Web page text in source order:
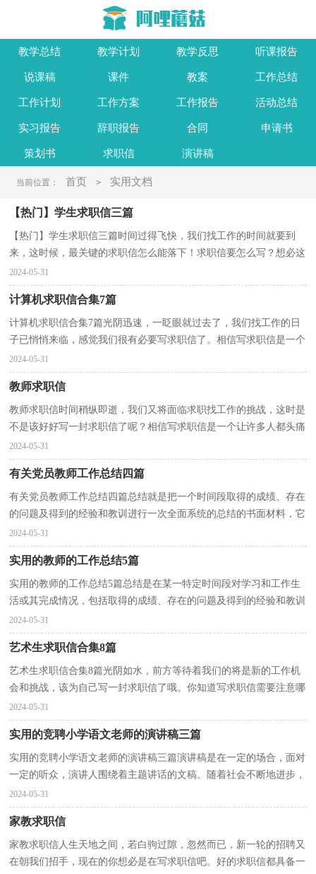
教学总结 教学计划 教学反思 听课报告
说课稿 课件 教案 工作总结
工作计划 工作方案 工作报告 活动总结
实习报告 辞职报告 合同 申请书
策划书 求职信 演讲稿
当前位置： 首页 > 实用文档
【热门】学生求职信三篇
【热门】学生求职信三篇时间过得飞快，我们找工作的时间就要到
来，这时候，最关键的求职信怎么能落下！求职信要怎么写？想必这
让大家都很苦恼吧，下面是小编为大家整理的学生求职信3篇，...
2024-05-31
计算机求职信合集7篇
计算机求职信合集7篇光阴迅速，一眨眼就过去了，我们找工作的日
子已悄悄来临，感觉我们很有必要写求职信了。相信写求职信是一个
让许多人都头痛的问题，下面是小编帮大家整理的计算...
2024-05-31
教师求职信
教师求职信时间稍纵即逝，我们又将面临求职找工作的挑战，这时是
不是该好好写一封求职信了呢？相信写求职信是一个让许多人都头痛
的问题，以下是小编整理的教师求职信，欢迎大家分享。...
2024-05-31
有关党员教师工作总结四篇
有关党员教师工作总结四篇总结就是把一个时间段取得的成绩、存在
的问题及得到的经验和教训进行一次全面系统的总结的书面材料，它
可以促使我们思考，因此，让我们写一份总结吧。如...
2024-05-31
实用的教师的工作总结5篇
实用的教师的工作总结5篇总结是在某一特定时间段对学习和工作生
活或其完成情况，包括取得的成绩、存在的问题及得到的经验和教训
加以回顾和分析的书面材料，通过它可以全面地、...
2024-05-31
艺术生求职信合集8篇
艺术生求职信合集8篇光阴如水，前方等待着我们的将是新的工作机
会和挑战，该为自己写一封求职信了哦。你知道写求职信需要注意哪
些问题吗？以下是小编为大家收集的艺术生求职信8篇...
2024-05-31
实用的竞聘小学语文老师的演讲稿三篇
实用的竞聘小学语文老师的演讲稿三篇演讲稿是在一定的场合，面对
一定的听众，演讲人围绕着主题讲话的文稿。随着社会不断地进步，
越来越多地方需要用到演讲稿，大家知道演讲稿的格式...
2024-05-31
家教求职信
家教求职信人生天地之间，若白驹过隙，忽然而已，新一轮的招聘又
在朝我们招手，现在的你想必是在写求职信吧。好的求职信都具备一